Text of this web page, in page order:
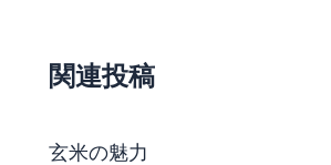
関連投稿
玄米の魅力